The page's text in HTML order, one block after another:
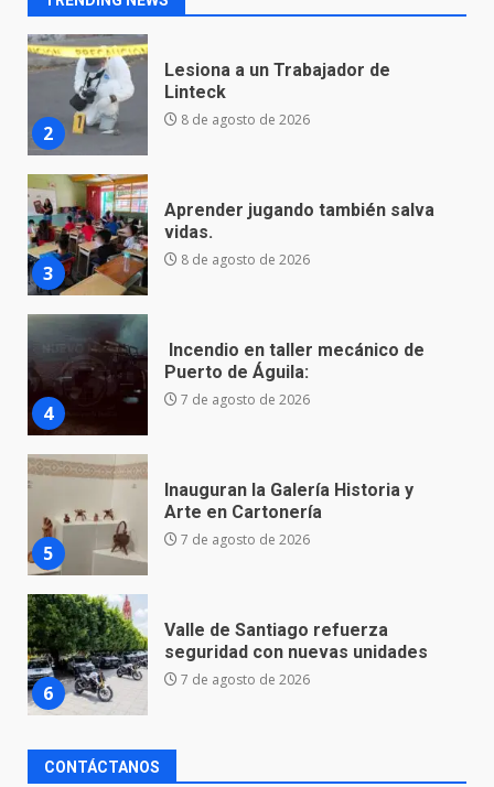
3
Aprender jugando también salva
vidas.
8 de agosto de 2026
4
Incendio en taller mecánico de
Puerto de Águila:
7 de agosto de 2026
5
Inauguran la Galería Historia y
Arte en Cartonería
7 de agosto de 2026
6
Valle de Santiago refuerza
seguridad con nuevas unidades
7 de agosto de 2026
7
Los Pastores: tradición que
resiste al paso del tiempo
6 de agosto de 2026
CONTÁCTANOS